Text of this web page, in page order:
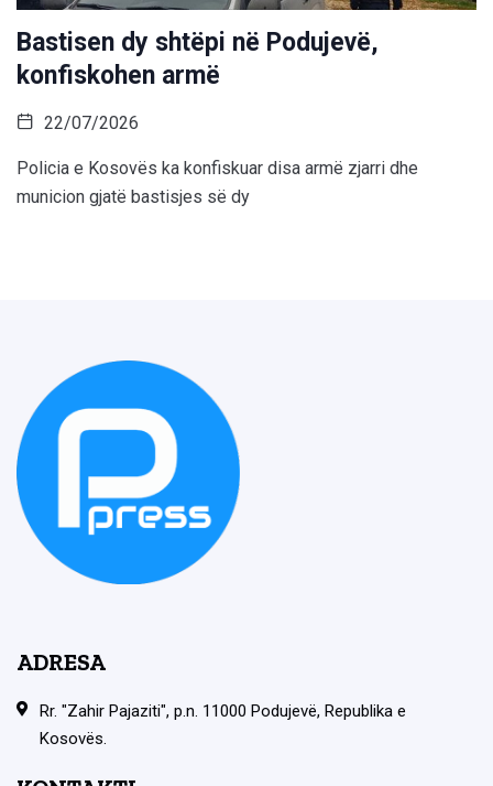
Bastisen dy shtëpi në Podujevë,
konfiskohen armë
22/07/2026
Policia e Kosovës ka konfiskuar disa armë zjarri dhe
municion gjatë bastisjes së dy
ADRESA
Rr. "Zahir Pajaziti", p.n. 11000 Podujevë, Republika e
Kosovës.